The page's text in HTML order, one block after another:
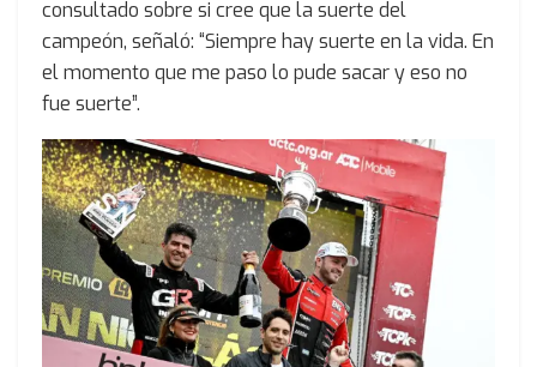
consultado sobre si cree que la suerte del
campeón, señaló: “Siempre hay suerte en la vida. En
el momento que me paso lo pude sacar y eso no
fue suerte”.